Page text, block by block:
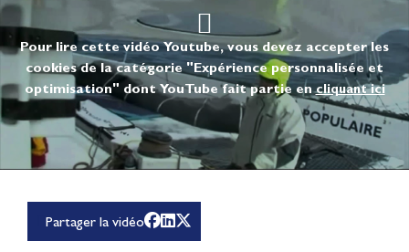
Pour lire cette vidéo Youtube, vous devez accepter les
cookies de la catégorie "Expérience personnalisée et
optimisation" dont YouTube fait partie encliquant ici
Partager la vidéo